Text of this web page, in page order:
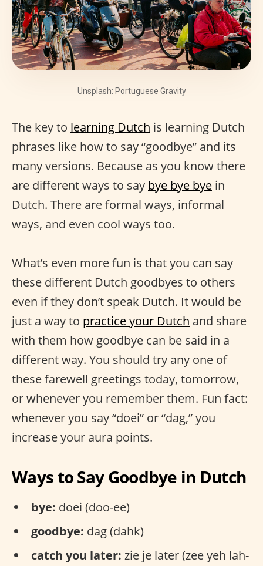
Unsplash: Portuguese Gravity
The key to learning Dutch is learning Dutch
phrases like how to say “goodbye” and its
many versions. Because as you know there
are different ways to say bye bye bye in
Dutch. There are formal ways, informal
ways, and even cool ways too.
What’s even more fun is that you can say
these different Dutch goodbyes to others
even if they don’t speak Dutch. It would be
just a way to practice your Dutch and share
with them how goodbye can be said in a
different way. You should try any one of
these farewell greetings today, tomorrow,
or whenever you remember them. Fun fact:
whenever you say “doei” or “dag,” you
increase your aura points.
Ways to Say Goodbye in Dutch
bye: doei (doo-ee)
goodbye: dag (dahk)
catch you later: zie je later (zee yeh lah-